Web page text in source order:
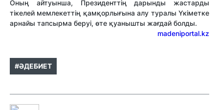
Оның айтуынша, Президенттің дарынды жастарды
тікелей мемлекеттің қамқорлығына алу туралы Үкіметке
арнайы тапсырма беруі, өте қуанышты жағдай болды.
madeniportal.kz
#ӘДЕБИЕТ